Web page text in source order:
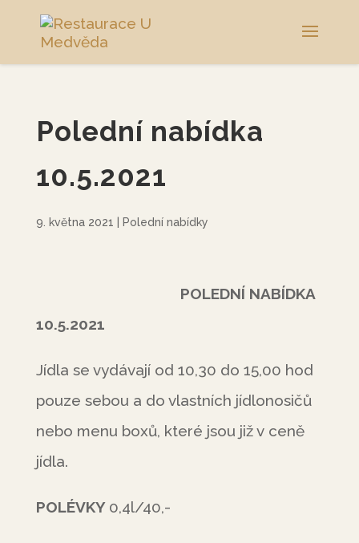
Polední nabídka
10.5.2021
9. května 2021 Polední nabídky
POLEDNÍ NABÍDKA
10.5.2021
Jídla se vydávají od 10,30 do 15,00 hod
pouze sebou a do vlastních jídlonosičů
nebo menu boxů, které jsou již v ceně
jídla.
POLÉVKY 0,4l/40,-